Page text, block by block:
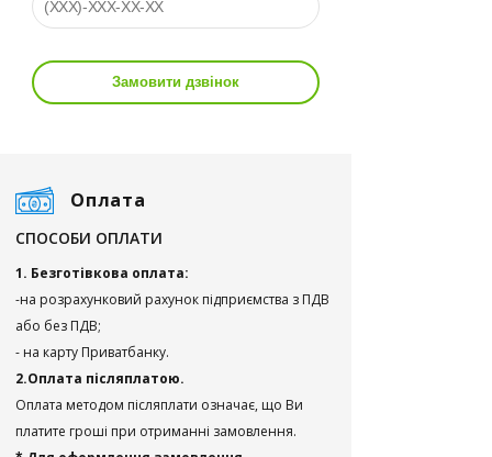
Замовити дзвінок
Оплата
СПОСОБИ ОПЛАТИ
1. Безготівкова оплата:
-на розрахунковий рахунок підприємства з ПДВ
або без ПДВ;
- на карту Приватбанку.
2.Оплата післяплатою.
Оплата методом післяплати означає, що Ви
платите гроші при отриманні замовлення.